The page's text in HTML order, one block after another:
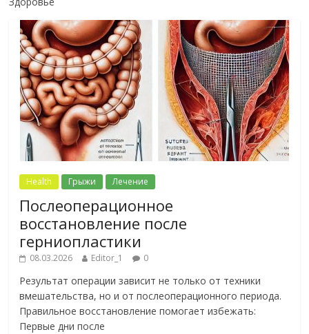
Health Грыжи Лечение
Послеоперационное
восстановление после
герниопластики
08.03.2026 Editor_1 0
Результат операции зависит не только от техники
вмешательства, но и от послеоперационного периода.
Правильное восстановление помогает избежать:
Первые дни после